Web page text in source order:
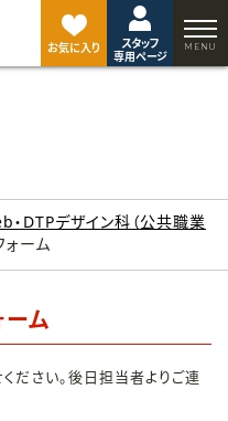
お気に入り
スタッフ
専用ページ
・DTPデザイン科（公共職業
ォーム
ーム
ださい。後日担当者よりご連